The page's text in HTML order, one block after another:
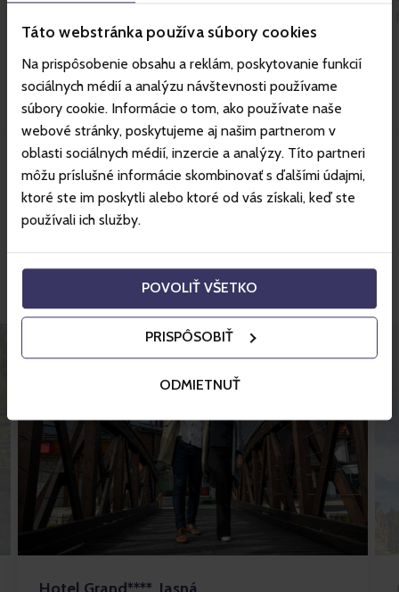
Táto webstránka používa súbory cookies
Na prispôsobenie obsahu a reklám, poskytovanie funkcií
sociálnych médií a analýzu návštevnosti používame
súbory cookie. Informácie o tom, ako používate naše
webové stránky, poskytujeme aj našim partnerom v
oblasti sociálnych médií, inzercie a analýzy. Títo partneri
môžu príslušné informácie skombinovať s ďalšími údajmi,
ktoré ste im poskytli alebo ktoré od vás získali, keď ste
používali ich služby.
POVOLIŤ VŠETKO
PRISPÔSOBIŤ
ODMIETNUŤ
Funitel se zastavte ve Funibaru, v lokalitě
Priehyba. Kromě občerstvení vás čekají výhledy
do okolí a ovečka Valaška.
Více o středisku
Gopassem.